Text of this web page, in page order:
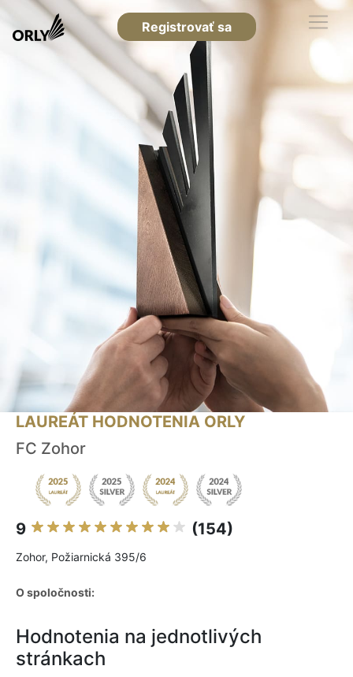
Registrovať sa
LAUREÁT HODNOTENIA ORLY
FC Zohor
9 (154)
Zohor, Požiarnická 395/6
O spoločnosti:
Hodnotenia na jednotlivých
stránkach